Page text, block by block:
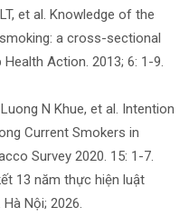
et al. Knowledge of the
a cross-sectional
Action. 2013; 6: 1-9.
N Khue, et al. Intention
Current Smokers in
Survey 2020. 15: 1-7.
13 năm thực hiện luật
Nội; 2026.